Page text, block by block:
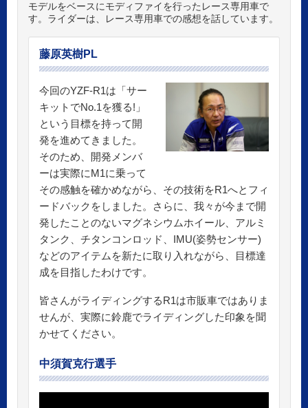
モデルをベースにモディファイを行ったレース専用車で
す。ライダーは、レース専用車での感想を話しています。
藤原英樹PL
今回のYZF-R1は「サー
キットでNo.1を獲る!」
という目標を持って開
発を進めてきました。
そのため、開発メンバ
ーは実際にM1に乗って
その感触を確かめながら、その技術をR1へとフィ
ードバックをしました。さらに、我々が今まで開
発したことのないマグネシウムホイール、アルミ
タンク、チタンコンロッド、IMU(姿勢センサー)
などのアイテムを新たに取り入れながら、目標達
成を目指したわけです。
皆さんがライディングするR1は市販車ではありま
せんが、実際に鈴鹿でライディングした印象を聞
かせてください。
中須賀克行選手